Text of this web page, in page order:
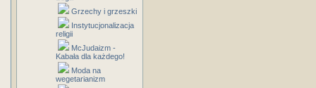
Grzechy i grzeszki
Instytucjonalizacja
religii
McJudaizm -
Kabała dla każdego!
Moda na
wegetarianizm